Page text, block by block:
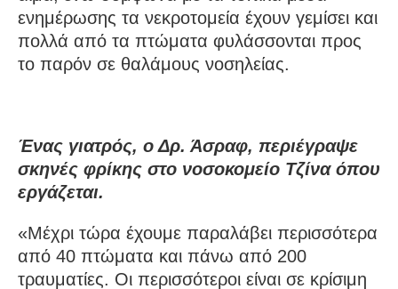
ενημέρωσης τα νεκροτομεία έχουν γεμίσει και
πολλά από τα πτώματα φυλάσσονται προς
το παρόν σε θαλάμους νοσηλείας.
Ένας γιατρός, ο Δρ. Άσραφ, περιέγραψε
σκηνές φρίκης στο νοσοκομείο Τζίνα όπου
εργάζεται.
«Μέχρι τώρα έχουμε παραλάβει περισσότερα
από 40 πτώματα και πάνω από 200
τραυματίες. Οι περισσότεροι είναι σε κρίσιμη